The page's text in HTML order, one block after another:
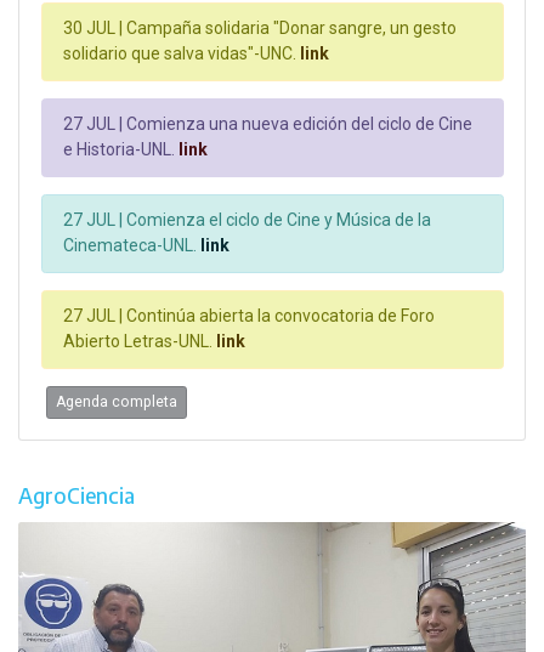
30 JUL | Campaña solidaria "Donar sangre, un gesto
solidario que salva vidas"-UNC. link
27 JUL | Comienza una nueva edición del ciclo de Cine
e Historia-UNL. link
27 JUL | Comienza el ciclo de Cine y Música de la
Cinemateca-UNL. link
27 JUL | Continúa abierta la convocatoria de Foro
Abierto Letras-UNL. link
Agenda completa
AgroCiencia